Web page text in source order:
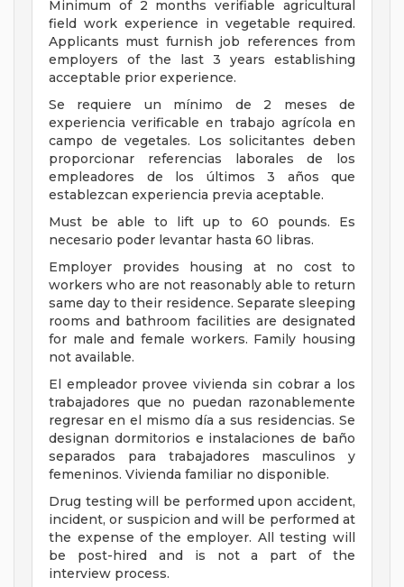
Minimum of 2 months verifiable agricultural
field work experience in vegetable required.
Applicants must furnish job references from
employers of the last 3 years establishing
acceptable prior experience.
Se requiere un mínimo de 2 meses de
experiencia verificable en trabajo agrícola en
campo de vegetales. Los solicitantes deben
proporcionar referencias laborales de los
empleadores de los últimos 3 años que
establezcan experiencia previa aceptable.
Must be able to lift up to 60 pounds. Es
necesario poder levantar hasta 60 libras.
Employer provides housing at no cost to
workers who are not reasonably able to return
same day to their residence. Separate sleeping
rooms and bathroom facilities are designated
for male and female workers. Family housing
not available.
El empleador provee vivienda sin cobrar a los
trabajadores que no puedan razonablemente
regresar en el mismo día a sus residencias. Se
designan dormitorios e instalaciones de baño
separados para trabajadores masculinos y
femeninos. Vivienda familiar no disponible.
Drug testing will be performed upon accident,
incident, or suspicion and will be performed at
the expense of the employer. All testing will
be post-hired and is not a part of the
interview process.